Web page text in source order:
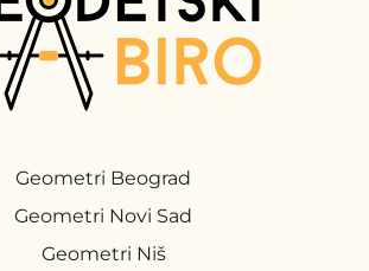
Geometri Beograd
Geometri Novi Sad
Geometri Niš